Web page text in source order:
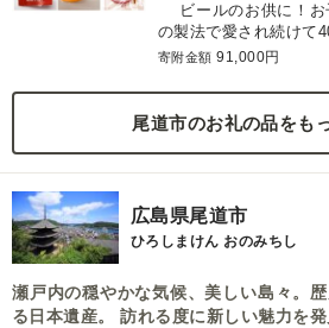
ビールのお供に！お
の製法で愛され続けて
寄附金額 91,000円
尾道市のお礼の品をも
広島県尾道市
ひろしまけん おのみちし
瀬戸内の穏やかな気候、美しい島々。
る日本遺産。 訪れる度に新しい魅力を発